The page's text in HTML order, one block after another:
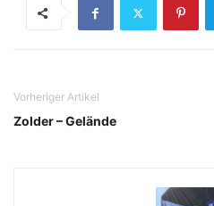
Vorheriger Artikel
Zolder – Gelände